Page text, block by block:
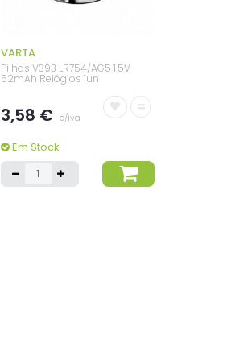
VARTA
Pilhas V393 LR754/AG5 1.5V-
52mAh Relógios 1un
3,58 € c/iva
=
Em Stock